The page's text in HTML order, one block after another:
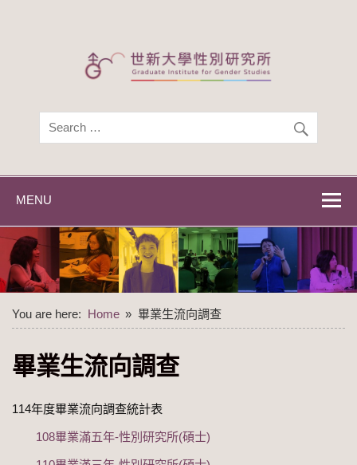
世新大學性別研
世新大學性別研究所
MENU
You are here: Home 畢業生流向調查
畢業生流向調查
114年度畢業流向調查統計表
108畢業滿五年-性別研究所(碩士)